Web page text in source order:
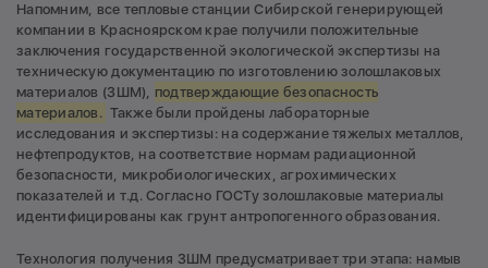
Напомним, все тепловые станции Сибирской генерирующей
компании в Красноярском крае получили положительные
заключения государственной экологической экспертизы на
техническую документацию по изготовлению золошлаковых
материалов (ЗШМ), подтверждающие безопасность
материалов. Также были пройдены лабораторные
исследования и экспертизы: на содержание тяжелых металлов,
нефтепродуктов, на соответствие нормам радиационной
безопасности, микробиологических, агрохимических
показателей и т.д. Согласно ГОСТу золошлаковые материалы
идентифицированы как грунт антропогенного образования.
Технология получения ЗШМ предусматривает три этапа: намыв